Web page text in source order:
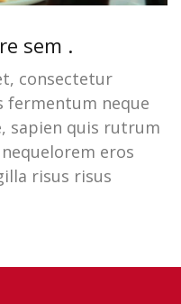
sem .
consectetur
fermentum neque
sapien quis rutrum
eros
risus risus